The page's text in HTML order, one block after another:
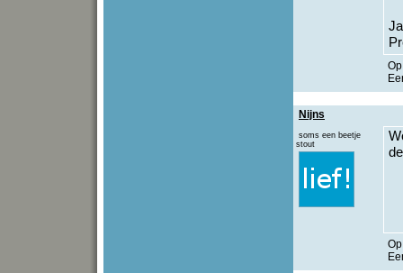
Nijns
soms een beetje
stout